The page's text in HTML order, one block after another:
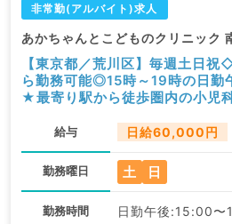
非常勤(アルバイト)求人
あかちゃんとこどものクリニック
【東京都／荒川区】毎週土日
ら勤務可能◎15時～19時の日
★最寄り駅から徒歩圏内の小児
給与 日給60,000円
勤務曜日 土 日
勤務時間 日勤午後:15:00〜